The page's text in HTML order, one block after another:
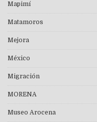
Mapimí
Matamoros
Mejora
México
Migración
MORENA
Museo Arocena